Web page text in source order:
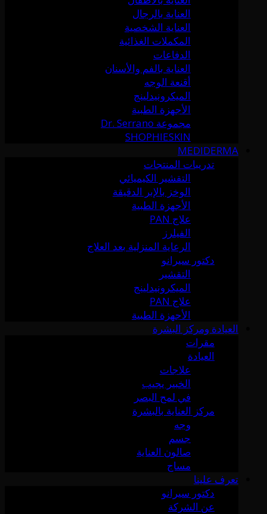
العناية بالرجال
العناية الشخصية
المكملات الغذائية
الدفاعات
العناية بالفم والأسنان
أقنعة الوجه
الميكرونيدلينج
الأجهزة الطبية
مجموعة Dr. Serrano
SHOPHIESKIN
MEDIDERMA
تدريبات المنتجات
التقشير الكيميائي
الوخز بالإبر الدقيقة
الأجهزة الطبية
علاج PAN
الفيلرز
الرعاية المنزلية بعد العلاج
دكتور سيرانو
التقشير
الميكرونيدلينج
علاج PAN
الأجهزة الطبية
العيادة ومركز البشرة
مقرات
العيادة
علاجات
الخبير يجيب
في لمح البصر
مركز العناية بالبشرة
وجه
جسم
صالون العناية
مساج
تعرف علينا
دكتور سيرانو
عن الشركة